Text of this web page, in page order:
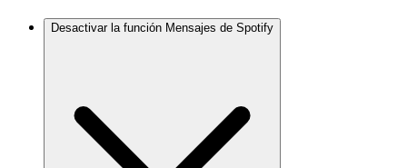
Desactivar la función Mensajes de Spotify